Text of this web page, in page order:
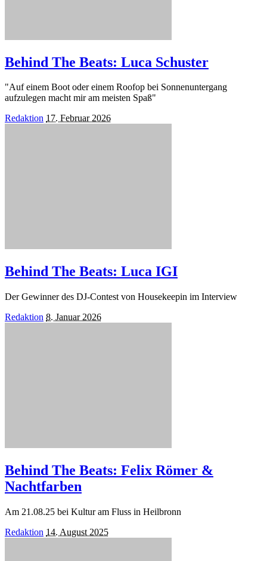
Behind The Beats: Luca Schuster
"Auf einem Boot oder einem Roofop bei Sonnenuntergang
aufzulegen macht mir am meisten Spaß"
Posted
Redaktion 17. Februar 2026
Behind The Beats: Luca IGI
Der Gewinner des DJ-Contest von Housekeepin im Interview
Posted
Redaktion 8. Januar 2026
Behind The Beats: Felix Römer &
Nachtfarben
Am 21.08.25 bei Kultur am Fluss in Heilbronn
Posted
Redaktion 14. August 2025